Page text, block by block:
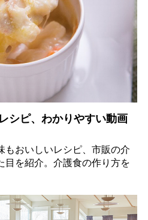
シピ、わかりやすい動画
もおいしいレシピ、市販の介
目を紹介。介護食の作り方を